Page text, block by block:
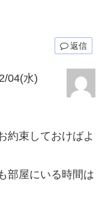
返信
04(水)
約束しておけばよ
部屋にいる時間は